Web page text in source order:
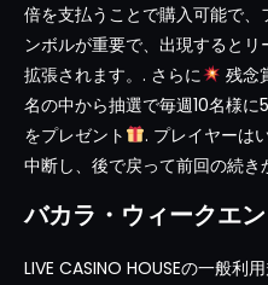
倍を支払うことで購入可能で
ンボルが重要で、出現すると
拡張されます。. さらに
残念
名の中から抽選で毎週10名様
をプレゼント
. プレイヤーは
中断し、後で戻って前回の続
バカラ・ウィークエ
LIVE CASINO HOUSEの一般利